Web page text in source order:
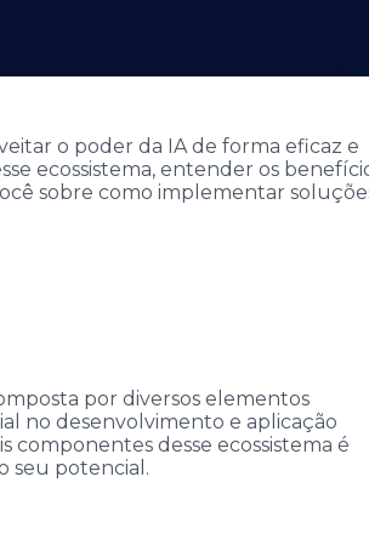
o poder da IA de forma eficaz e
ecossistema, entender os
sobre como implementar
por diversos elementos
no desenvolvimento e aplicação
componentes desse ecossistema é
seu potencial.